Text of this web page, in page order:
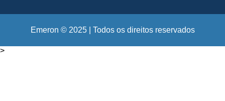
Emeron © 2025 | Todos os direitos reservados
>